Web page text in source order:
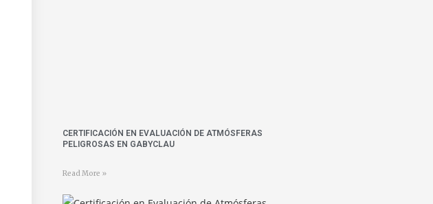
CERTIFICACIÓN EN EVALUACIÓN DE ATMÓSFERAS
PELIGROSAS EN GABYCLAU
Read More »